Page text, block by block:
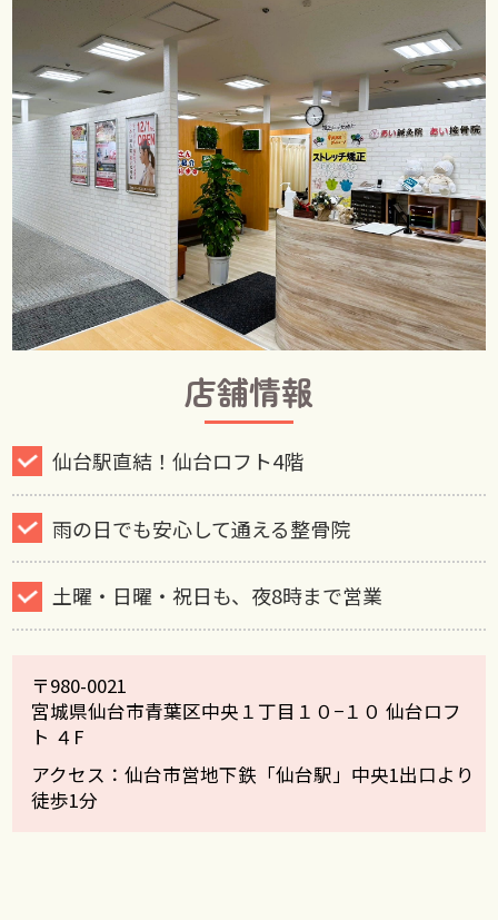
店舗情報
仙台駅直結！仙台ロフト4階
雨の日でも安心して通える整骨院
土曜・日曜・祝日も、夜8時まで営業
〒980-0021
宮城県仙台市青葉区中央１丁目１０−１０ 仙台ロフ
ト ４F
アクセス：仙台市営地下鉄「仙台駅」中央1出口より
徒歩1分